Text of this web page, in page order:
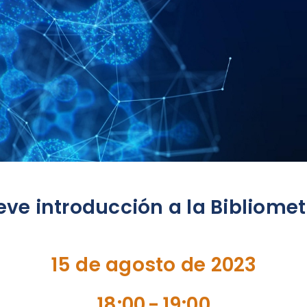
introducción a la
15 de agosto de 2023